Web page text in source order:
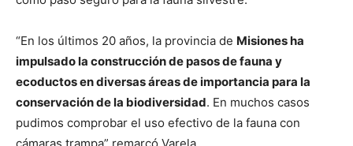
“En los últimos 20 años, la provincia de Misiones ha
impulsado la construcción de pasos de fauna y
ecoductos en diversas áreas de importancia para la
conservación de la biodiversidad. En muchos casos
pudimos comprobar el uso efectivo de la fauna con